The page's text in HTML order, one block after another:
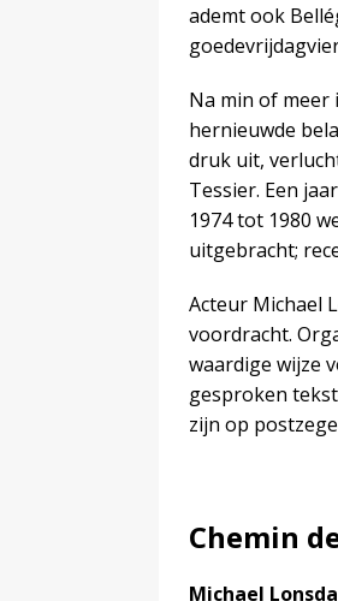
ademt ook
Na min of meer
hernieuwde
druk uit,
Tessier. Een
1974 tot 1980
uitgebracht;
Acteur Michael
voordracht.
waardige wijze
gesproken
zijn op
Chemin
Michael